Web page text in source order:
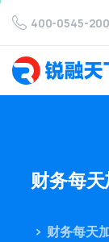
400-0545-200
财务每
财务每天